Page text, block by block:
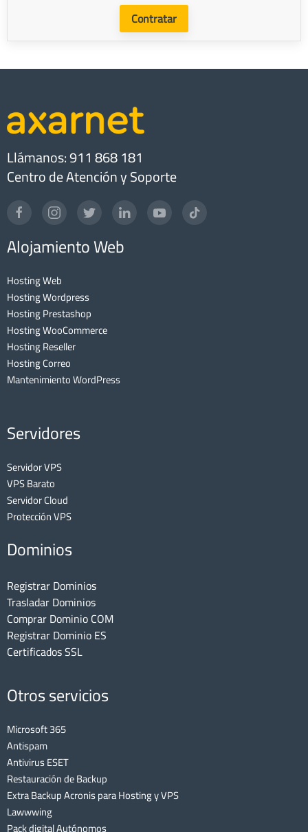
Contratar
Llámanos: 911 868 181
Centro de Atención y Soporte
Alojamiento Web
Hosting Web
Hosting Wordpress
Hosting Prestashop
Hosting WooCommerce
Hosting Reseller
Hosting Correo
Mantenimiento WordPress
Servidores
Servidor VPS
VPS Barato
Servidor Cloud
Protección VPS
Dominios
Registrar Dominios
Trasladar Dominios
Comprar Dominio COM
Registrar Dominio ES
Certificados SSL
Otros servicios
Microsoft 365
Antispam
Antivirus ESET
Restauración de Backup
Extra Backup Acronis para Hosting y VPS
Lawwwing